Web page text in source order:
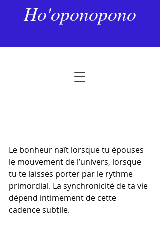
Ho'oponopono
La synchronicité
Noté NaN étoiles sur 5.
Le bonheur naît lorsque tu épouses
le mouvement de l’univers, lorsque
tu te laisses porter par le rythme
primordial. La synchronicité de ta vie
dépend intimement de cette
cadence subtile.